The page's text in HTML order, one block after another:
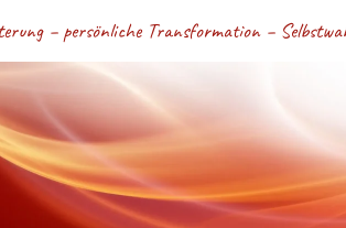
– persönliche Transformation –